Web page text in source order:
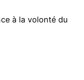
à la volonté du